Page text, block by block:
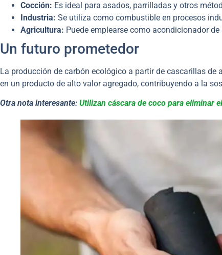
Cocción: Es ideal para asados, parrilladas y otros
Industria: Se utiliza como combustible en procesos
Agricultura: Puede emplearse como acondicionador
Un futuro prometedor
La producción de carbón ecológico a partir de cascarillas
en un producto de alto valor agregado, contribuyendo a la
Otra nota interesante: Utilizan cáscara de coco para eliminar